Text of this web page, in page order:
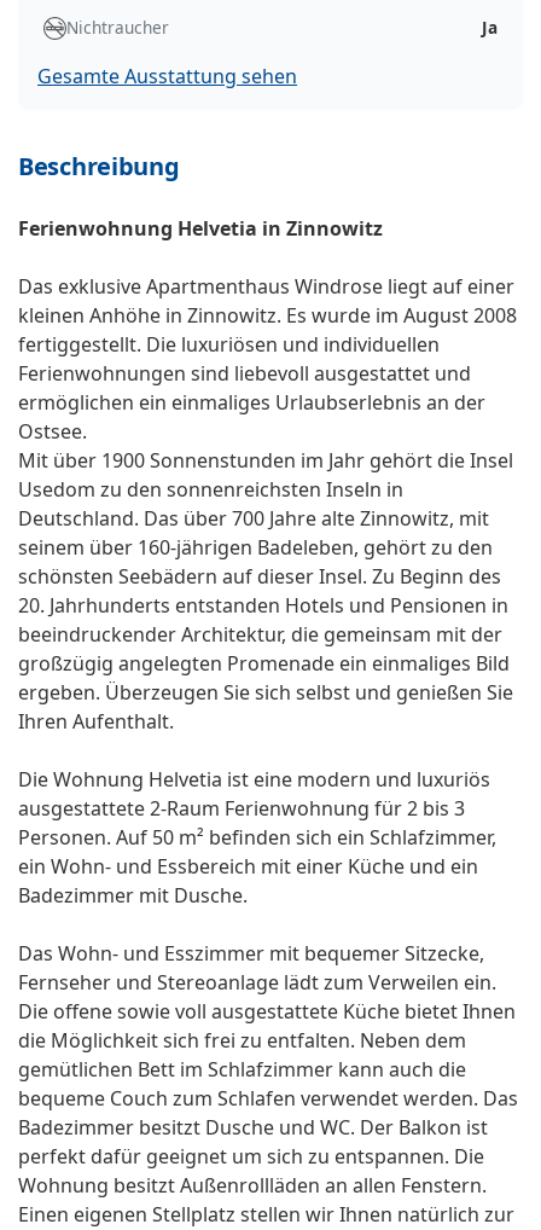
Nichtraucher
Ja
Gesamte Ausstattung sehen
Beschreibung
Ferienwohnung Helvetia in Zinnowitz
Das exklusive Apartmenthaus Windrose liegt auf einer
kleinen Anhöhe in Zinnowitz. Es wurde im August 2008
fertiggestellt. Die luxuriösen und individuellen
Ferienwohnungen sind liebevoll ausgestattet und
ermöglichen ein einmaliges Urlaubserlebnis an der
Ostsee.
Mit über 1900 Sonnenstunden im Jahr gehört die Insel
Usedom zu den sonnenreichsten Inseln in
Deutschland. Das über 700 Jahre alte Zinnowitz, mit
seinem über 160-jährigen Badeleben, gehört zu den
schönsten Seebädern auf dieser Insel. Zu Beginn des
20. Jahrhunderts entstanden Hotels und Pensionen in
beeindruckender Architektur, die gemeinsam mit der
großzügig angelegten Promenade ein einmaliges Bild
ergeben. Überzeugen Sie sich selbst und genießen Sie
Ihren Aufenthalt.
Die Wohnung Helvetia ist eine modern und luxuriös
ausgestattete 2-Raum Ferienwohnung für 2 bis 3
Personen. Auf 50 m² befinden sich ein Schlafzimmer,
ein Wohn- und Essbereich mit einer Küche und ein
Badezimmer mit Dusche.
Das Wohn- und Esszimmer mit bequemer Sitzecke,
Fernseher und Stereoanlage lädt zum Verweilen ein.
Die offene sowie voll ausgestattete Küche bietet Ihnen
die Möglichkeit sich frei zu entfalten. Neben dem
gemütlichen Bett im Schlafzimmer kann auch die
bequeme Couch zum Schlafen verwendet werden. Das
Badezimmer besitzt Dusche und WC. Der Balkon ist
perfekt dafür geeignet um sich zu entspannen. Die
Wohnung besitzt Außenrollläden an allen Fenstern.
Einen eigenen Stellplatz stellen wir Ihnen natürlich zur